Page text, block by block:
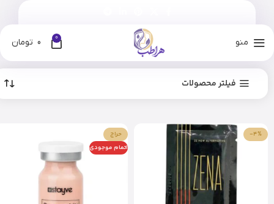
منو 0
0 تومان
فیلتر محصولات
-4%
حراج
اتمام موجودی